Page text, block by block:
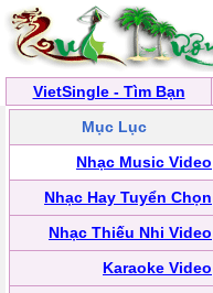
VietSingle - Tìm Bạn
Mục Lục
Nhạc Music Video
Nhạc Hay Tuyển Chọn
Nhạc Thiếu Nhi Video
Karaoke Video